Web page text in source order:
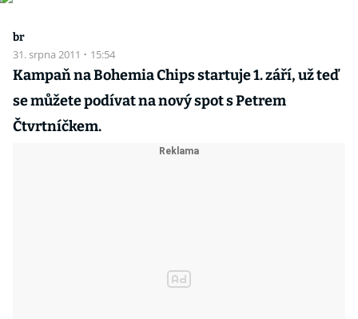
br
31. srpna 2011 · 15:54
Kampaň na Bohemia Chips startuje 1. září, už teď
se můžete podívat na nový spot s Petrem
Čtvrtníčkem.